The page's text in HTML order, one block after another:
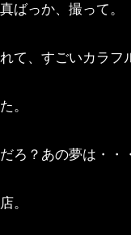
ばっか、撮って。
て、すごいカラフ
。
ろ？あの夢は・・・
。